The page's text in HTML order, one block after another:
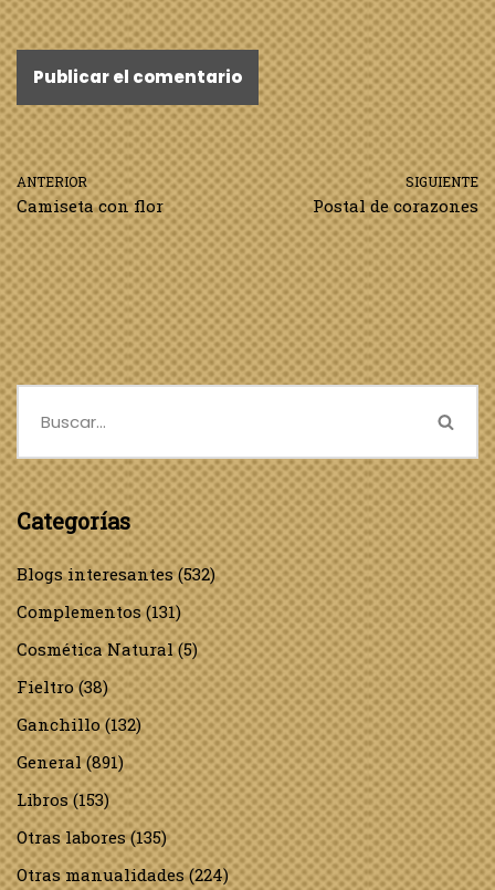
ANTERIOR
Camiseta con flor
SIGUIENTE
Postal de corazones
Categorías
Blogs interesantes(532)
Complementos(131)
Cosmética Natural(5)
Fieltro(38)
Ganchillo(132)
General(891)
Libros(153)
Otras labores(135)
Otras manualidades(224)